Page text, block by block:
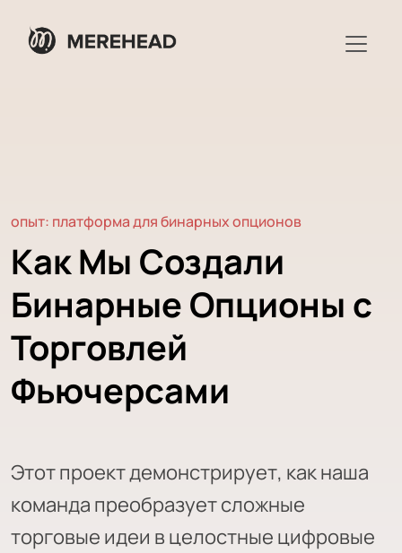
опыт: платформа для бинарных опционов
Как Мы Создали
Бинарные Опционы с
Торговлей
Фьючерсами
Этот проект демонстрирует, как наша
команда преобразует сложные
торговые идеи в целостные цифровые